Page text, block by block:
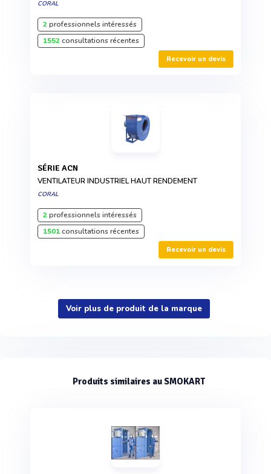
CORAL
2professionnels intéressés
1552consultations récentes
Recevoir un devis
SÉRIE ACN
VENTILATEUR INDUSTRIEL HAUT RENDEMENT
CORAL
2professionnels intéressés
1501consultations récentes
Recevoir un devis
Voir plus de produit de la marque
Produits similaires au SMOKART